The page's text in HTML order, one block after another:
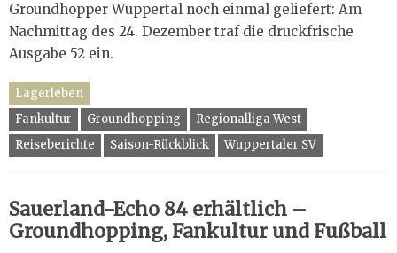
Groundhopper Wuppertal noch einmal geliefert: Am
Nachmittag des 24. Dezember traf die druckfrische
Ausgabe 52 ein.
Lagerleben
Fankultur
Groundhopping
Regionalliga West
Reiseberichte
Saison-Rückblick Wuppertaler SV
Sauerland-Echo 84 erhältlich –
Groundhopping, Fankultur und Fußball